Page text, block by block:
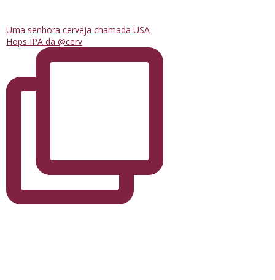
Uma senhora cerveja chamada USA
Hops IPA da @cerv